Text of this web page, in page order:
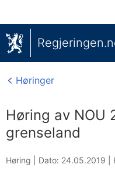
Høringer
Høring av NOU
grenseland
Høring | Dato: 24.05.2019